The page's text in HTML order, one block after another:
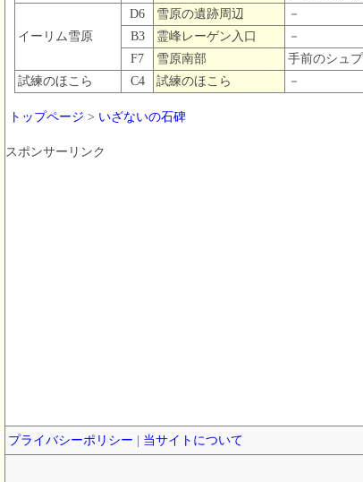
イーリム雪原
D6 雪原の遺跡周辺
－
B3
霊峰レーゲン入口
－
F7
雪原南部
手前のシュ
試練のほこら
C4 試練のほこら －
トップページ > いざないの石碑
スポンサーリンク
プライバシーポリシー 当サイトについて